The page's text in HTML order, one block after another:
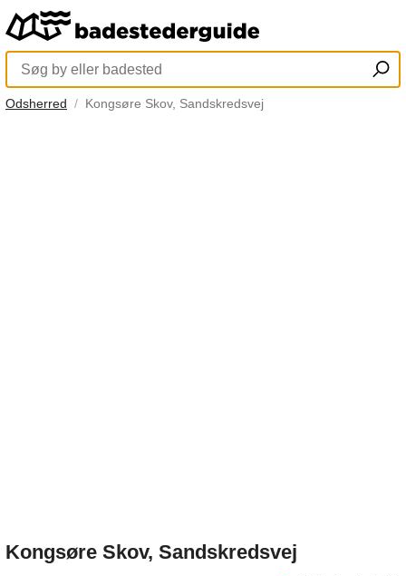
Odsherred Kongsøre Skov, Sandskredsvej
Kongsøre Skov, Sandskredsvej